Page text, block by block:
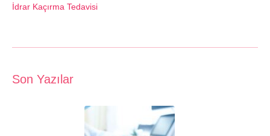
İdrar Kaçırma Tedavisi
Son Yazılar